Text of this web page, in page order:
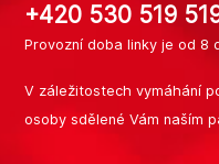
+420 530 519
Provozní doba linky je od 8
V záležitostech vymáhání
osoby sdělenéVám naším